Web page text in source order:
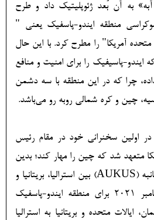
به آن بُعد ژئوپلیتیک داد و طرح
منطقه ایندو-پاسفیک یعنی "
متحده آمریکا" را مطرح کرد. با این حال
ایندو-پاسیفیک را برای امنیت و منافع
چرا که در این منطقه با سه دشمن
چین و کره شمالی روبه رو می‌باشد.
در اولین سخنرانی خود در مقام رئیس
متعهد شد که چین را مهار کند؛ بدین
ترتیب پیمان امنیتی سه جانبه (AUKUS) بین استرالیا، بریتانیا و
ایالات متحده در 15 سپتامبر 2021 برای منطقه ایندو-پاسفیک
ایالات متحده و بریتانیا به استرالیا